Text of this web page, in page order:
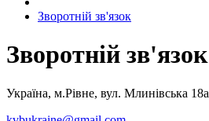
Зворотній зв'язок
Зворотній зв'язок
Україна, м.Рівне, вул. Млинівська 18а